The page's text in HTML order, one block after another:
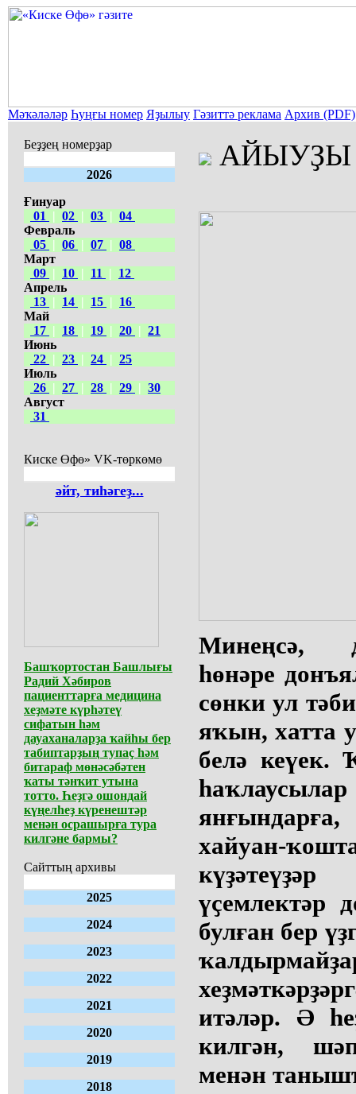
Мәҡәләләр Һуңғы номер Яҙылыу Гәзиттә реклама Архив (PDF)
Беҙҙең номерҙар
2026
Ғинуар
01
| 02 | 03 | 04
Февраль
05 | 06 | 07 | 08
Март
09 | 10 | 11 |
12
Апрель
13 | 14 | 15 |
16
Май
17 | 18 | 19 | 20 | 21
Июнь
22 | 23 | 24 | 25
Июль
26 | 27 | 28 | 29 | 30
Август
31
Киске Өфө» VK-төркөмө
әйт, тиһәгеҙ...
Башҡортостан Башлығы
Радий Хәбиров
пациенттарға медицина
хеҙмәте күрһәтеү
сифатын һәм
дауаханаларҙа ҡайһы бер
табиптарҙың тупаҫ һәм
битараф мөнәсәбәтен
ҡаты тәнҡит утына
тотто. Һеҙгә ошондай
күңелһеҙ күренештәр
менән осрашырға тура
килгәне бармы?
Сайттың архивы
2025
2024
2023
2022
2021
2020
2019
2018
АЙЫУҘЫ
Минеңсә,
һөнәре
сөнки ул
яҡын, хатта
белә кеүек.
хайуан-
үҫемлектәр
булған бер
итәләр. Ә
килгән,
менән